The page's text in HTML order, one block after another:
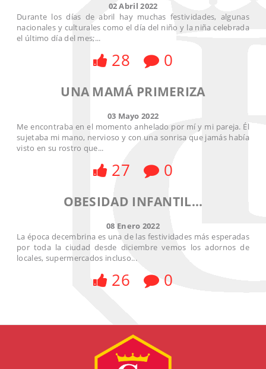
02 Abril 2022
Durante los días de abril hay muchas festividades, algunas
nacionales y culturales como el día del niño y la niña celebrada
el último día del mes;...
28 0
UNA MAMÁ PRIMERIZA
03 Mayo 2022
Me encontraba en el momento anhelado por mí y mi pareja. Él
sujetaba mi mano, nervioso y con una sonrisa que jamás había
visto en su rostro que...
27 0
OBESIDAD INFANTIL...
08 Enero 2022
La época decembrina es una de las festividades más esperadas
por toda la ciudad desde diciembre vemos los adornos de
locales, supermercados incluso...
26 0